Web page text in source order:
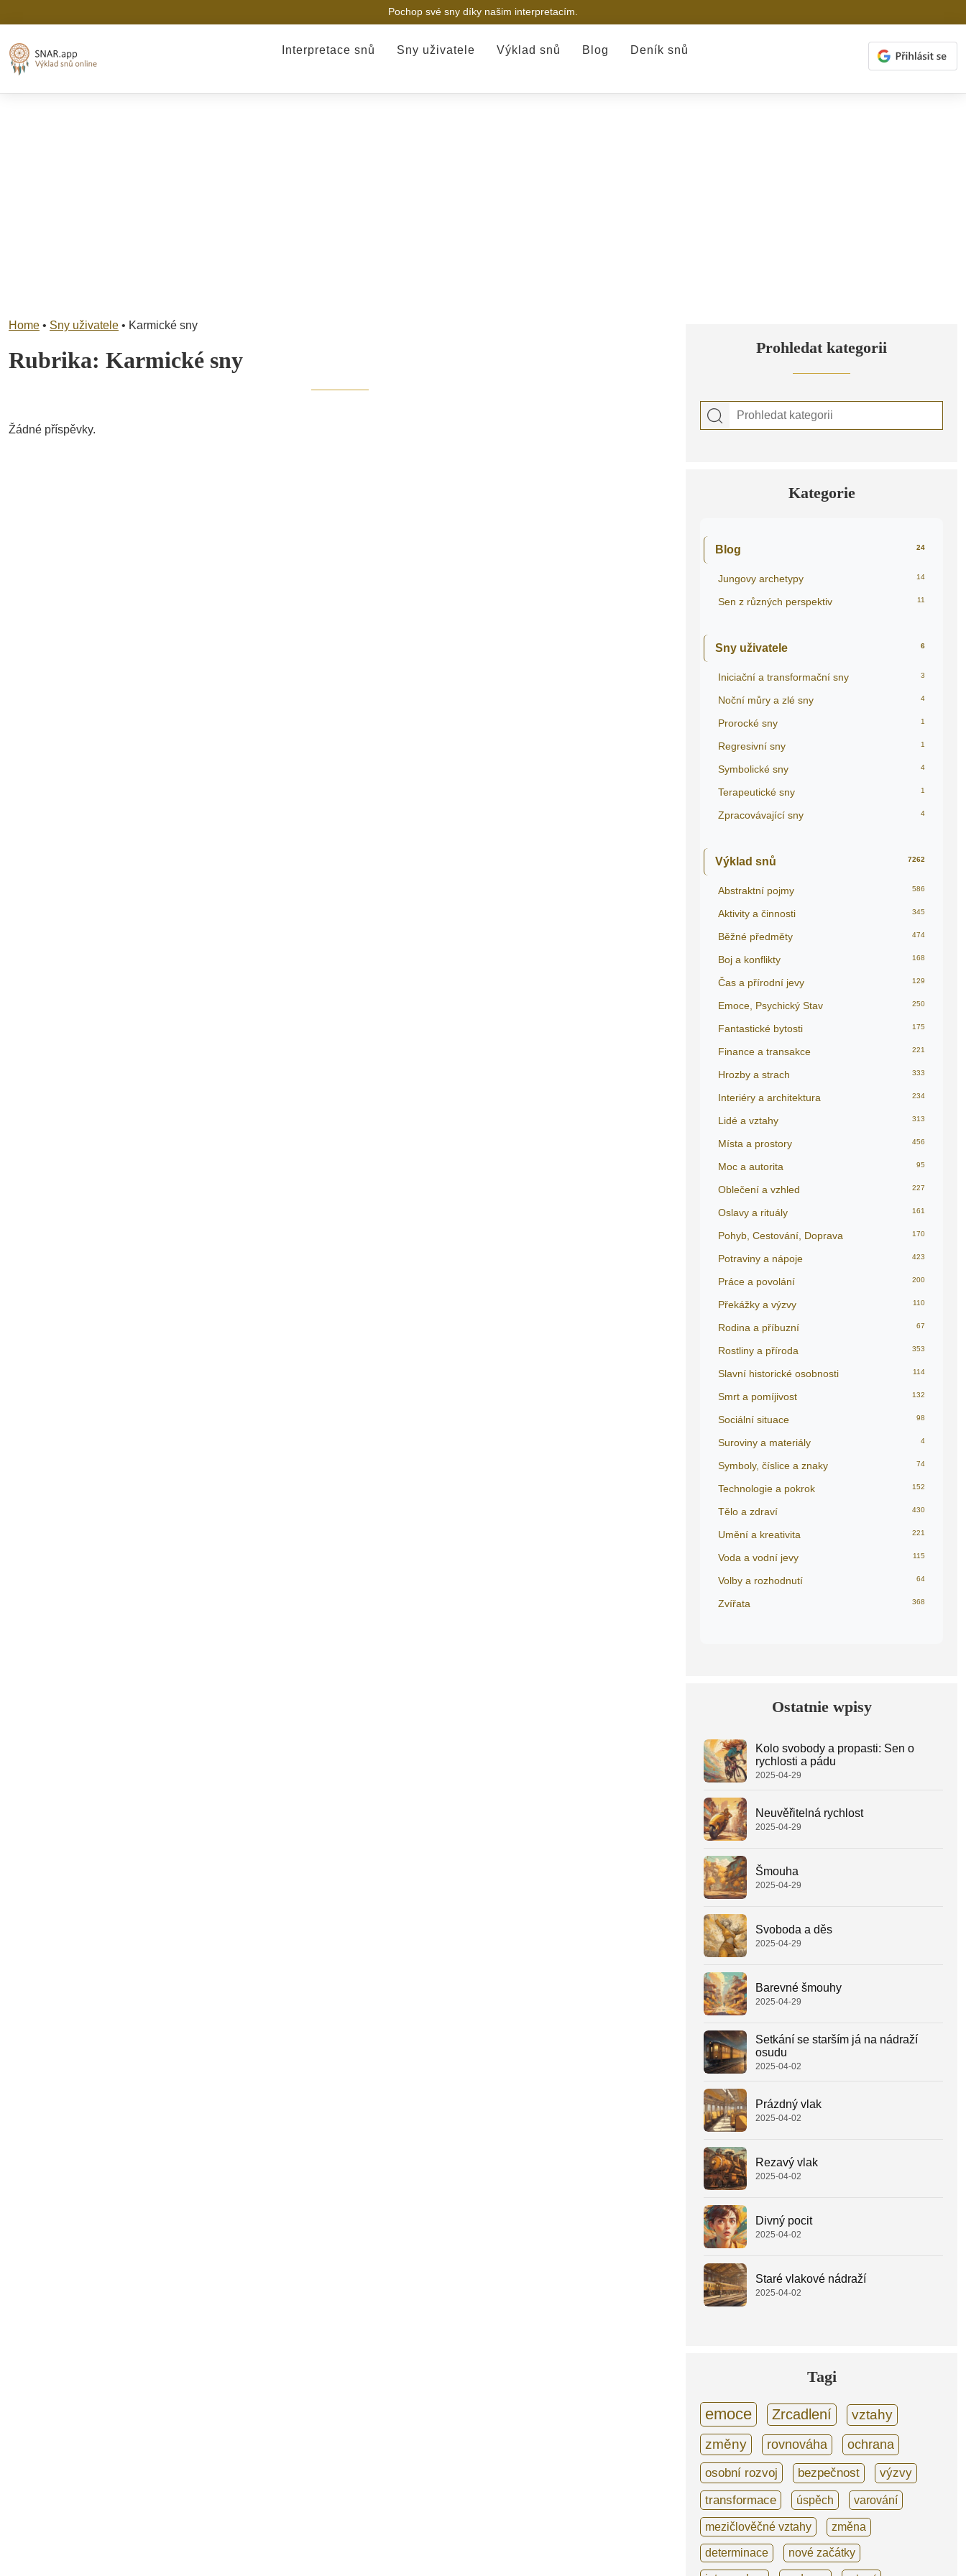
Pochop své sny díky našim interpretacím.
Interpretace snů Sny uživatele Výklad snů Blog Deník snů
Home • Sny uživatele • Karmické sny
Rubrika: Karmické sny
Žádné příspěvky.
Prohledat kategorii
Kategorie
Blog 24
Jungovy archetypy 14
Sen z různých perspektiv 11
Sny uživatele 6
Iniciační a transformační sny 3
Noční můry a zlé sny 4
Prorocké sny 1
Regresivní sny 1
Symbolické sny 4
Terapeutické sny 1
Zpracovávající sny 4
Výklad snů 7262
Abstraktní pojmy 586
Aktivity a činnosti 345
Běžné předměty 474
Boj a konflikty 168
Čas a přírodní jevy 129
Emoce, Psychický Stav 250
Fantastické bytosti 175
Finance a transakce 221
Hrozby a strach 333
Interiéry a architektura 234
Lidé a vztahy 313
Místa a prostory 456
Moc a autorita 95
Oblečení a vzhled 227
Oslavy a rituály 161
Pohyb, Cestování, Doprava 170
Potraviny a nápoje 423
Práce a povolání 200
Překážky a výzvy 110
Rodina a příbuzní 67
Rostliny a příroda 353
Slavní historické osobnosti 114
Smrt a pomíjivost 132
Sociální situace 98
Suroviny a materiály 4
Symboly, číslice a znaky 74
Technologie a pokrok 152
Tělo a zdraví 430
Umění a kreativita 221
Voda a vodní jevy 115
Volby a rozhodnutí 64
Zvířata 368
Ostatnie wpisy
Kolo svobody a propasti: Sen o
rychlosti a pádu
2025-04-29
Neuvěřitelná rychlost
2025-04-29
Šmouha
2025-04-29
Svoboda a děs
2025-04-29
Barevné šmouhy
2025-04-29
Setkání se starším já na nádraží
osudu
2025-04-02
Prázdný vlak
2025-04-02
Rezavý vlak
2025-04-02
Divný pocit
2025-04-02
Staré vlakové nádraží
2025-04-02
Tagi
emoce Zrcadlení
vztahy
změny
rovnováha
ochrana
osobní rozvoj
bezpečnost výzvy
transformace úspěch varování
mezičlověčné vztahy změna
determinace nové začátky